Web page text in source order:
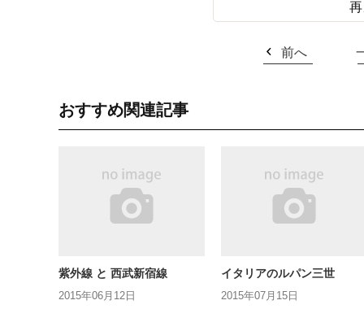
前へ
おすすめ関連記事
紫外線 と 西武新宿線
2015年06月12日
イタリアのルパン三世
2015年07月15日